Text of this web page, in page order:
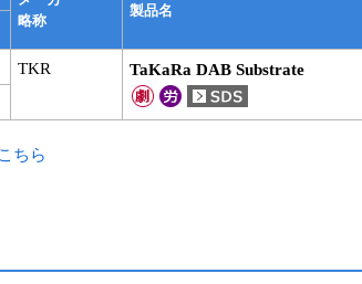
略称
製品名
TKR TaKaRa DAB Substrate
ちら